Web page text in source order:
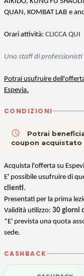
QUAN, KOMBAT LAB e
Orari attività: CLICCA QUI
Uno staff di
Potrai usufruire
Espevia.
CONDIZIONI
access_time
Potrai
coupon acquistato
Acquista l'offerta su
E' possibile usufruire di
clienti.
Presentati per la prima
Validità utilizzo: 30 giorni
*E' prevista una quota
sede.
CASHBACK